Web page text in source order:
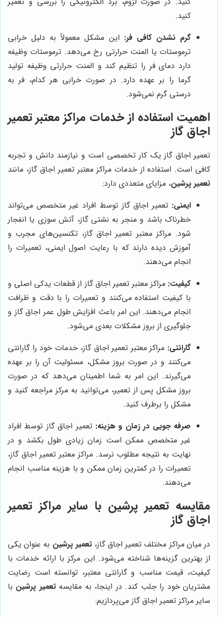
کنید.
گرم نشدن کافی فر: این مشکل معمولاً به دلیل خرابی
ترموستات یا المنت حرارتی رخ می‌دهد. ترموستات وظیفه
دارد دمای فر را تنظیم کند و المنت حرارتی وظیفه تولید
گرما را بر عهده دارد. در صورت خرابی هر کدام، فر به
درستی گرم نمی‌شود.
اهمیت استفاده از خدمات مراکز معتبر تعمیر
اجاق گاز
تعمیر اجاق گاز یک کار تخصصی است و نیازمند دانش و تجربه
کافی است. استفاده از خدمات مراکز معتبر تعمیر اجاق گاز، مانند
تعمیر پرشین، مزایای متعددی دارد:
ایمنی: تعمیر اجاق گاز توسط افراد غیر متخصص می‌تواند
خطرناک باشد و منجر به نشتی گاز، آتش سوزی یا انفجار
شود. مراکز معتبر تعمیر اجاق گاز، تکنسین‌های مجرب و
آموزش دیده دارند که با رعایت اصول ایمنی، تعمیرات را
انجام می‌دهند.
کیفیت: مراکز معتبر تعمیر اجاق گاز از قطعات یدکی اصلی و
با کیفیت استفاده می‌کنند و تعمیرات را با دقت و ظرافت
انجام می‌دهند. این امر باعث افزایش طول عمر اجاق گاز و
جلوگیری از بروز مشکلات بعدی می‌شود.
گارانتی: مراکز معتبر تعمیر اجاق گاز، خدمات خود را گارانتی
می‌کنند و در صورت بروز مشکل، مسئولیت آن را بر عهده
می‌گیرند. این امر به شما اطمینان می‌دهد که در صورت
بروز مشکل پس از تعمیر، می‌توانید به مرکز مراجعه کنید و
مشکل را برطرف کنید.
صرفه جویی در زمان و هزینه: تعمیر اجاق گاز توسط افراد
غیر متخصص ممکن است زمان زیادی طول بکشد و در
نهایت به نتیجه مطلوب نرسد. مراکز معتبر تعمیر اجاق گاز،
تعمیرات را در کمترین زمان ممکن و با هزینه مناسب انجام
می‌دهند.
مقایسه تعمیر پرشین با سایر مراکز تعمیر
اجاق گاز
در میان مراکز مختلف تعمیر اجاق گاز،تعمیر پرشین به عنوان یکی
از بهترین گزینه‌ها شناخته می‌شود. این مرکز با ارائه خدمات با
کیفیت، قیمت مناسب و گارانتی معتبر، توانسته است رضایت
مشتریان خود را جلب کند. در اینجا، به مقایسهتعمیر پرشین با
سایر مراکز تعمیر اجاق گاز می‌پردازیم: